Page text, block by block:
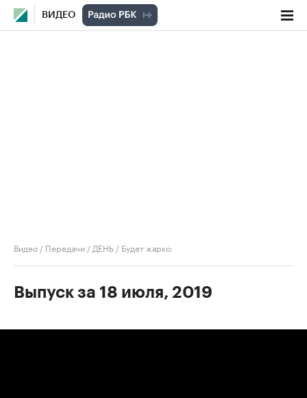
ВИДЕО
Видео / Передачи / ДЕНЬ / Будет жарко:
Выпуск за 18 июля, 2019